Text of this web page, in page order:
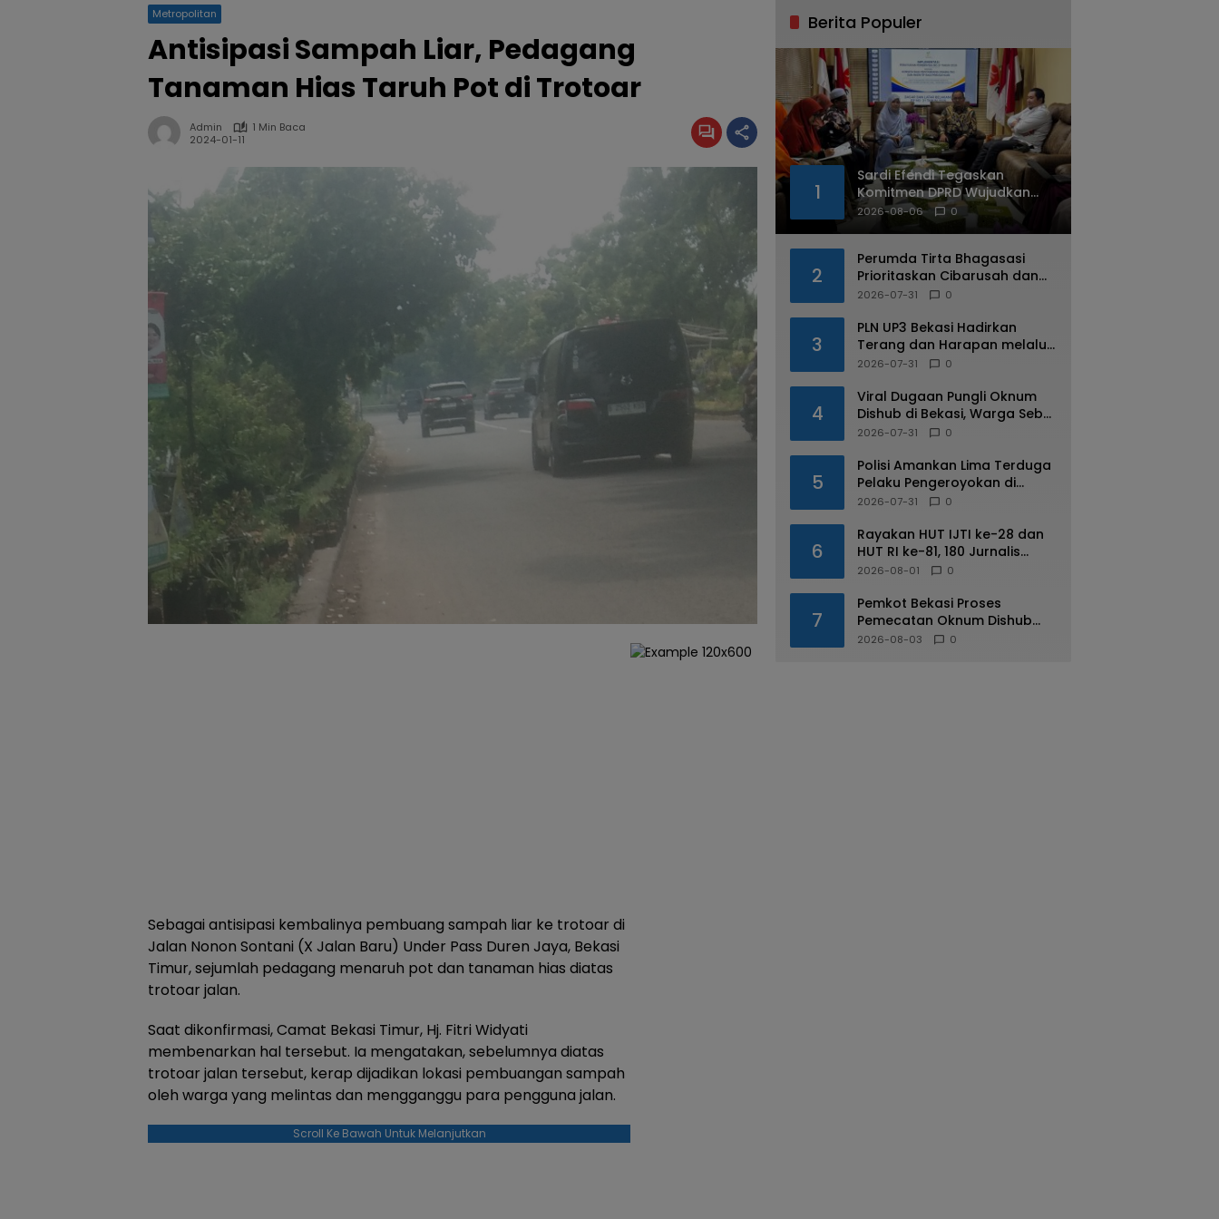
Metropolitan
Antisipasi Sampah Liar, Pedagang
Tanaman Hias Taruh Pot di Trotoar
Admin
1 Min Baca
2024-01-11
Sebagai antisipasi kembalinya pembuang sampah liar ke trotoar di
Jalan Nonon Sontani (X Jalan Baru) Under Pass Duren Jaya, Bekasi
Timur, sejumlah pedagang menaruh pot dan tanaman hias diatas
trotoar jalan.
Saat dikonfirmasi, Camat Bekasi Timur, Hj. Fitri Widyati
membenarkan hal tersebut. Ia mengatakan, sebelumnya diatas
trotoar jalan tersebut, kerap dijadikan lokasi pembuangan sampah
oleh warga yang melintas dan mengganggu para pengguna jalan.
Scroll Ke Bawah Untuk Melanjutkan
Berita Populer
1
Sardi Efendi Tegaskan
Komitmen DPRD Wujudkan
Kota Bekasi Ramah
2026-08-06 0
2
Perumda Tirta Bhagasasi
Prioritaskan Cibarusah dan
Bojongmangu dalam
2026-07-31 0
3
PLN UP3 Bekasi Hadirkan
Terang dan Harapan melalui
Program Light Up The Dream
2026-07-31 0
4
Viral Dugaan Pungli Oknum
Dishub di Bekasi, Warga Sebut
Praktik Diduga Sudah
2026-07-31 0
5
Polisi Amankan Lima Terduga
Pelaku Pengeroyokan di
Kalimalang
2026-07-31 0
6
Rayakan HUT IJTI ke-28 dan
HUT RI ke-81, 180 Jurnalis
Jabodetabek Adu di IJTI
2026-08-01 0
7
Pemkot Bekasi Proses
Pemecatan Oknum Dishub
Yang Diduga Lakukan Pungli
2026-08-03 0